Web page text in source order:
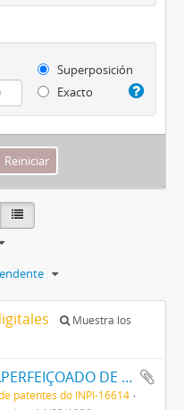
Superposición
Exacto
Muestra los
UM PROCESSO APERFEIÇOADO DE FABRICAÇÃO DE TINTAS PRETAS DE ENXOFRE
patentes do INPI-16614